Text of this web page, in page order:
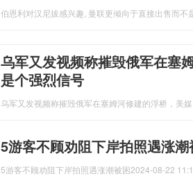
伯恩利对汉尼拔感兴趣, 曼联更倾向于直接出售而不
乌军又发视频称摧毁俄军在塞
是个强烈信号
乌军又发视频称摧毁俄军在塞姆河修建的浮桥，美
5游客不顾劝阻下岸拍照遇涨潮
5游客不顾劝阻下岸拍照遇涨潮被困2024-08-22